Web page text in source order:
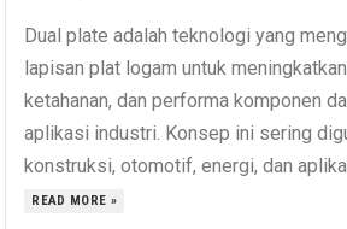
Dual plate adalah teknologi yang
lapisan plat logam untuk
ketahanan, dan performa komponen
aplikasi industri. Konsep ini sering
konstruksi, otomotif, energi, dan
READ MORE »